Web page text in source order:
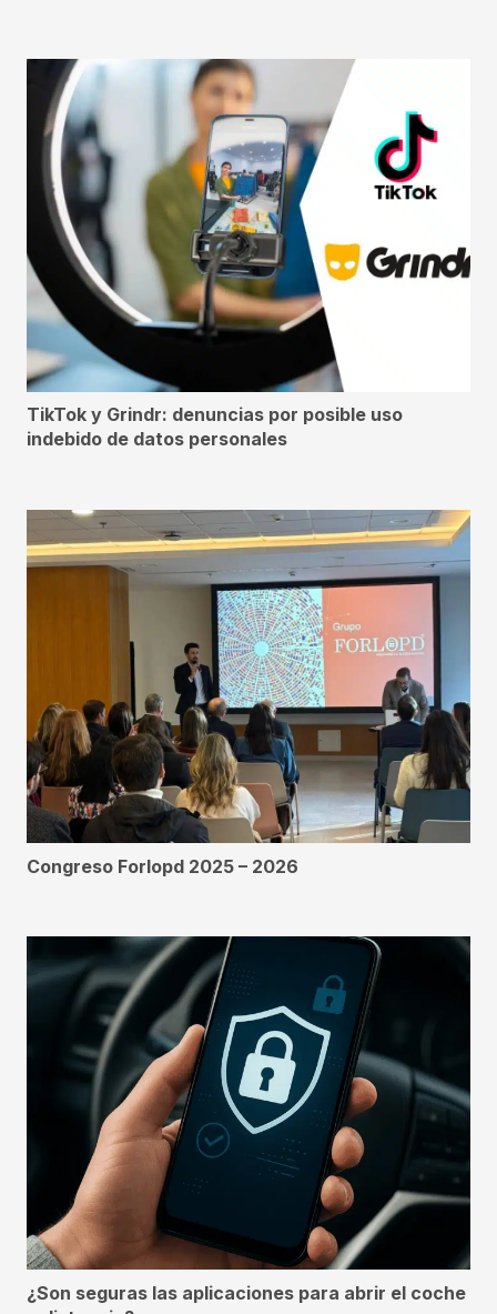
TikTok y Grindr: denuncias por posible uso
indebido de datos personales
Congreso Forlopd 2025 – 2026
¿Son seguras las aplicaciones para abrir el coche